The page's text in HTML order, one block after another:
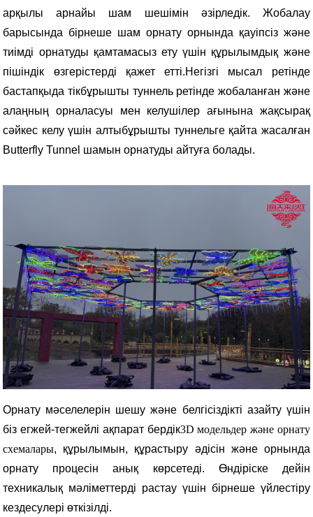
арқылы арнайы шам шешімін әзірледік. Жобалау
барысында бірнеше шам орнату орнында қауіпсіз және
тиімді орнатуды қамтамасыз ету үшін құрылымдық және
пішіндік өзгерістерді қажет етті.Негізгі мысал ретінде
бастапқыда тікбұрышты туннель ретінде жобаланған және
алаңның орналасуы мен келушілер ағынына жақсырақ
сәйкес келу үшін алтыбұрышты туннельге қайта жасалған
Butterfly Tunnel шамын орнатуды айтуға болады.
Орнату мәселелерін шешу және белгісіздікті азайту үшін
біз егжей-тегжейлі ақпарат бердік3D модельдер және орнату
схемалары, құрылымын, құрастыру әдісін және орнында
орнату процесін анық көрсетеді. Өндіріске дейін
техникалық мәліметтерді растау үшін бірнеше үйлестіру
кездесулері өткізілді.